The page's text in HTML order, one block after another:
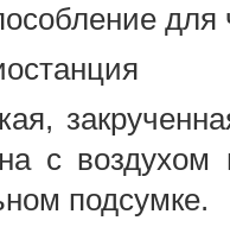
для
с воздухом
подсумке.